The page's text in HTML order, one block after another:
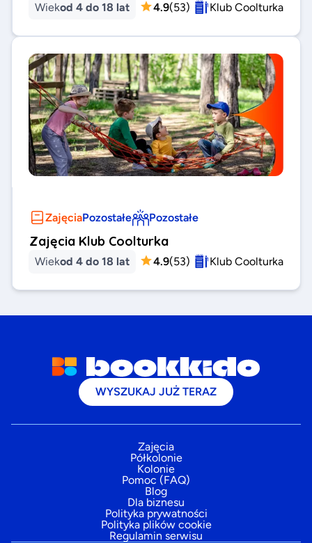
Wiekod 4 do 18 lat 4.9(53) Klub Coolturka
ZajęciaPozostałe Pozostałe
Zajęcia Klub Coolturka
Wiekod 4 do 18 lat 4.9(53) Klub Coolturka
WYSZUKAJ JUŻ TERAZ
Zajęcia
Półkolonie
Kolonie
Pomoc (FAQ)
Blog
Dla biznesu
Polityka prywatności
Polityka plików cookie
Regulamin serwisu